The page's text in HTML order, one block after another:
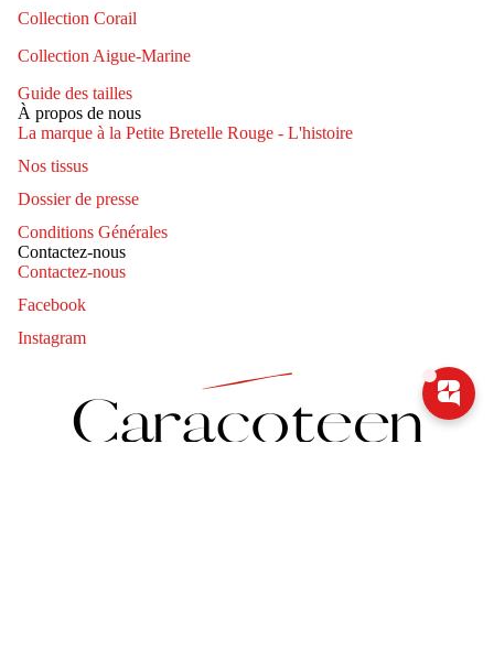
Collection Corail
Collection Aigue-Marine
Guide des tailles
À propos de nous
La marque à la Petite Bretelle Rouge - L'histoire
Nos tissus
Dossier de presse
Conditions Générales
Contactez-nous
Contactez-nous
Facebook
InstagramCoordonnées
Politique de confidentialité
Conditions d’utilisation